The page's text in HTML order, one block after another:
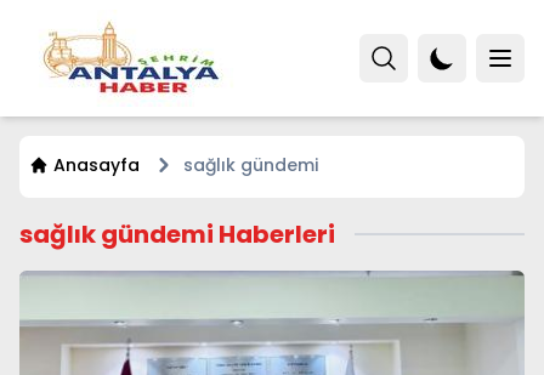
Anasayfa sağlık gündemi
sağlık gündemi Haberleri